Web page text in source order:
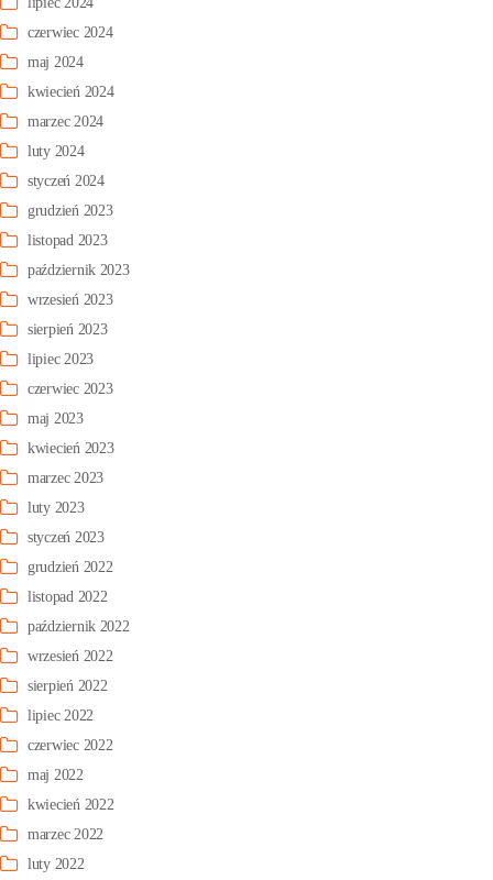
czerwiec 2024
maj 2024
kwiecień 2024
marzec 2024
luty 2024
styczeń 2024
grudzień 2023
listopad 2023
październik 2023
wrzesień 2023
sierpień 2023
lipiec 2023
czerwiec 2023
maj 2023
kwiecień 2023
marzec 2023
luty 2023
styczeń 2023
grudzień 2022
listopad 2022
październik 2022
wrzesień 2022
sierpień 2022
lipiec 2022
czerwiec 2022
maj 2022
kwiecień 2022
marzec 2022
luty 2022